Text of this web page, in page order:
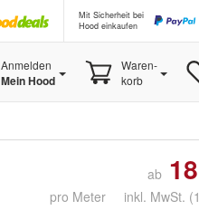
Mit Sicherheit bei
Hood einkaufen
Anmelden
Mein Hood
Waren-
korb
ab
pro Meter inkl. MwSt.